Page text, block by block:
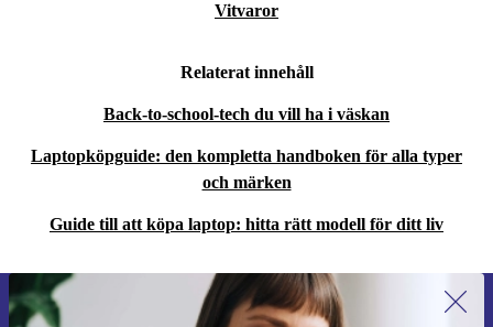
Vitvaror
Relaterat innehåll
Back-to-school-tech du vill ha i väskan
Laptopköpguide: den kompletta handboken för alla typer
och märken
Guide till att köpa laptop: hitta rätt modell för ditt liv
Anmäl dig till vårt nyhetsbrev för